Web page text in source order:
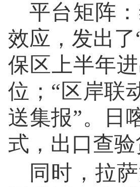
平台矩阵
效应，发出
保区上半年
位；“区岸联
送集报”。日
式，出口查
同时，拉